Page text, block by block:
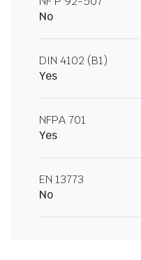
No
DIN 4102 (B1)
Yes
NFPA 701
Yes
EN 13773
No